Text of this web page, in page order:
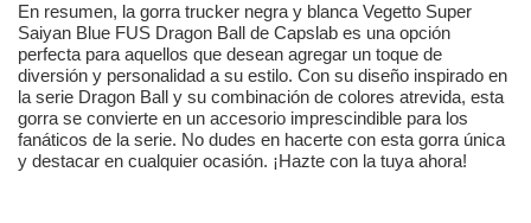
En resumen, la gorra trucker negra y blanca Vegetto Super
Saiyan Blue FUS Dragon Ball de Capslab es una opción
perfecta para aquellos que desean agregar un toque de
diversión y personalidad a su estilo. Con su diseño inspirado en
la serie Dragon Ball y su combinación de colores atrevida, esta
gorra se convierte en un accesorio imprescindible para los
fanáticos de la serie. No dudes en hacerte con esta gorra única
y destacar en cualquier ocasión. ¡Hazte con la tuya ahora!